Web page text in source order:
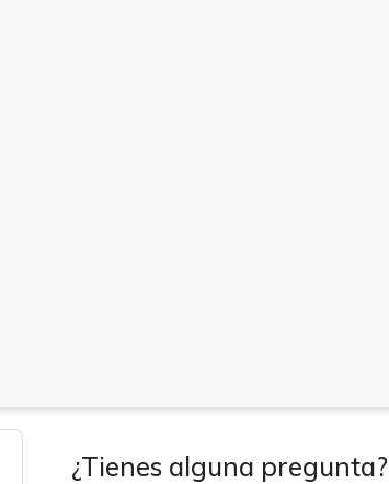
¿Tienes alguna pregunta?